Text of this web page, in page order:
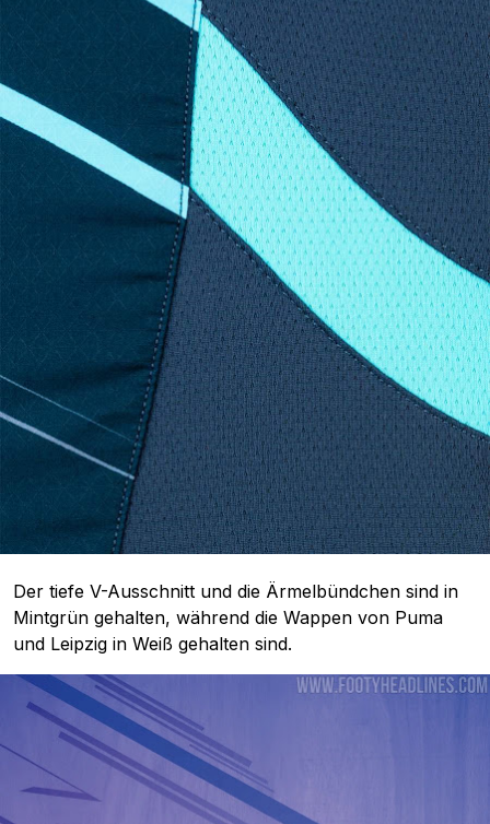
Der tiefe V-Ausschnitt und die Ärmelbündchen sind in
Mintgrün gehalten, während die Wappen von Puma
und Leipzig in Weiß gehalten sind.